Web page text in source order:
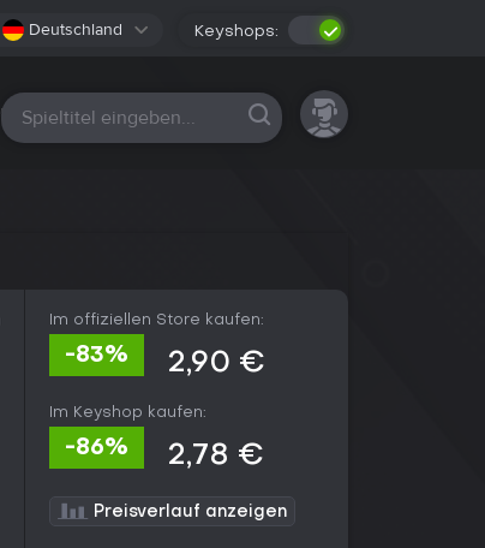
Deutschland Keyshops:
Alle Plattformen
Im offiziellen Store kaufen:
-83% 2,90 €
Im Keyshop kaufen:
-86% 2,78 €
Preisverlauf anzeigen